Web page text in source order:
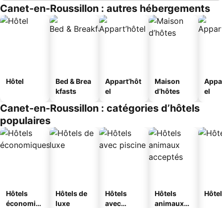
Canet-en-Roussillon : autres hébergements
Hôtel
Bed & Brea
kfasts
Appart’hôt
el
Maison
d’hôtes
el
Canet-en-Roussillon : catégories d’hôtels
populaires
Hôtels
économiq
Hôtels de
luxe
Hôtels
avec
Hôtels
animaux